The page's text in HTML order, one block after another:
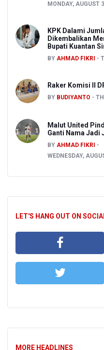
MONDAY, AUGUST
KPK Dalami
Dikembalikan
Bupati Kuantan
BY AHMAD FIKRI
Raker Komisi II
BY BUDIYANTO
Malut United
Ganti Nama Jadi
BY AHMAD FIKRI
WEDNESDAY,
LET'S HANG OUT ON
MORE HEADLINES